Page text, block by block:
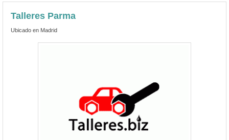
Talleres Parma
Ubicado en Madrid